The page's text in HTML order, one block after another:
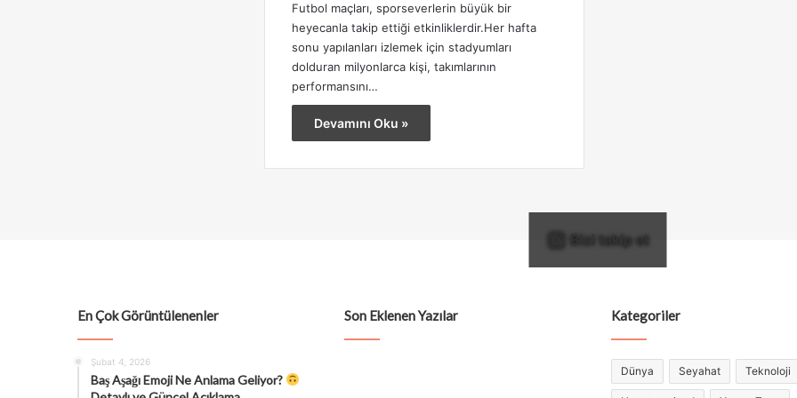
Futbol maçları, sporseverlerin büyük bir
heyecanla takip ettiği etkinliklerdir.Her hafta
sonu yapılanları izlemek için stadyumları
dolduran milyonlarca kişi, takımlarının
performansını…
Devamını Oku »
Bizi takip et
En Çok Görüntülenenler
Şubat 4, 2026
Baş Aşağı Emoji Ne Anlama Geliyor?
Son Eklenen Yazılar Kategoriler
Dünya Seyahat Teknoloji